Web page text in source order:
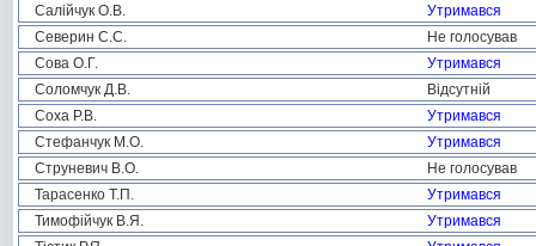
Салійчук О.В.
Утримався
Северин С.С.
Не голосував
Сова О.Г.
Утримався
Соломчук Д.В.
Відсутній
Соха Р.В.
Утримався
Стефанчук М.О.
Утримався
Струневич В.О.
Не голосував
Тарасенко Т.П.
Утримався
Тимофійчук В.Я.
Утримався